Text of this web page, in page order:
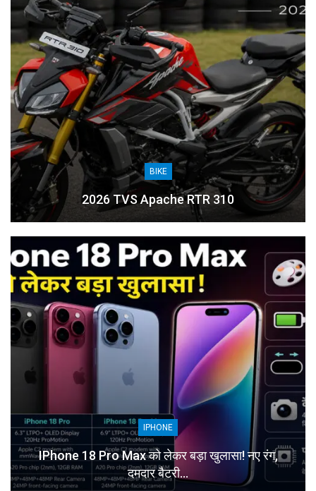
BIKE
2026 TVS Apache RTR 310
IPHONE
IPhone 18 Pro Max को लेकर बड़ा खुलासा! नए रंग,
दमदार बैटरी…